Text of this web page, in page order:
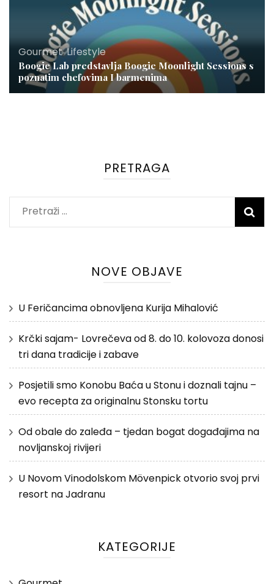
Gourmet,Lifestyle
Boogie Lab predstavlja Boogie Moonlight Sessions s
poznatim chefovima I barmenima
PRETRAGA
Pretraži:
NOVE OBJAVE
U Feričancima obnovljena Kurija Mihalović
Krčki sajam- Lovrečeva od 8. do 10. kolovoza donosi
tri dana tradicije i zabave
Posjetili smo Konobu Baća u Stonu i doznali tajnu –
evo recepta za originalnu Stonsku tortu
Od obale do zaleđa – tjedan bogat događajima na
novljanskoj rivijeri
U Novom Vinodolskom Mövenpick otvorio svoj prvi
resort na Jadranu
KATEGORIJE